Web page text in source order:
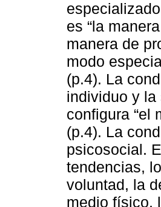
es “la
manera de
modo
(p.4). La
individuo y la
configura “el
(p.4). La
psicosocial.
tendencias,
voluntad, la
medio físico,